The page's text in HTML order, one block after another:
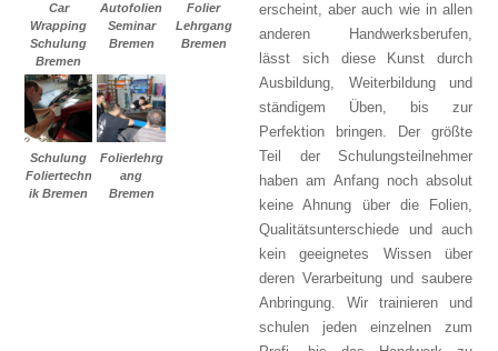
Car
Wrapping
Schulung
Bremen
Autofolien
Seminar
Bremen
Folier
Lehrgang
Bremen
Schulung
Foliertechn
ik Bremen
Folierlehrg
ang
Bremen
erscheint, aber auch wie in allen
anderen Handwerksberufen,
lässt sich diese Kunst durch
Ausbildung, Weiterbildung und
ständigem Üben, bis zur
Perfektion bringen. Der größte
Teil der Schulungsteilnehmer
haben am Anfang noch absolut
keine Ahnung über die Folien,
Qualitätsunterschiede und auch
kein geeignetes Wissen über
deren Verarbeitung und saubere
Anbringung. Wir trainieren und
schulen jeden einzelnen zum